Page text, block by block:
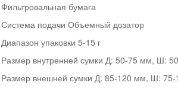
Фильтровальная бумага
Система подачи Объемный дозатор
Диапазон упаковки 5-15 г
Размер внутренней сумки Д: 50-75 мм, Ш:
Размер внешней сумки Д: 85-120 мм, Ш: